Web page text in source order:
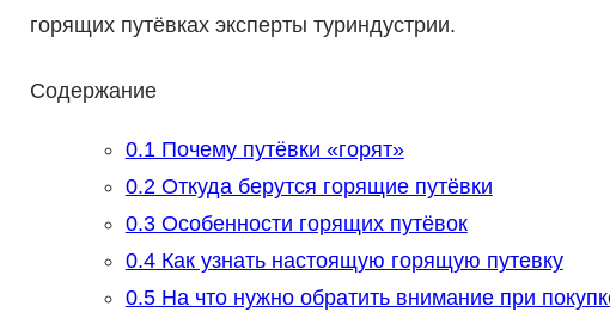
горящих путёвках эксперты туриндустрии.
Содержание
0.1Почему путёвки «горят»
0.2Откуда берутся горящие путёвки
0.3Особенности горящих путёвок
0.4Как узнать настоящую горящую путевку
0.5На что нужно обратить внимание при